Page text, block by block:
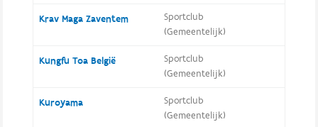
Krav Maga Zaventem
Sportclub
(Gemeentelijk)
Kungfu Toa België
Sportclub
(Gemeentelijk)
Kuroyama
Sportclub
(Gemeentelijk)